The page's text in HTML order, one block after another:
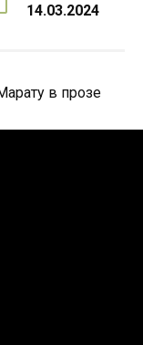
14.03.2024